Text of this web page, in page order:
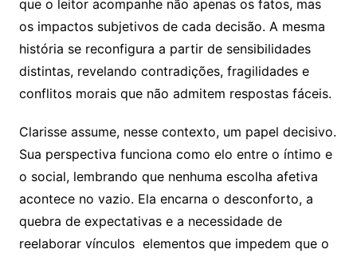
que o leitor acompanhe não apenas os fatos, mas
os impactos subjetivos de cada decisão. A mesma
história se reconfigura a partir de sensibilidades
distintas, revelando contradições, fragilidades e
conflitos morais que não admitem respostas fáceis.
Clarisse assume, nesse contexto, um papel decisivo.
Sua perspectiva funciona como elo entre o íntimo e
o social, lembrando que nenhuma escolha afetiva
acontece no vazio. Ela encarna o desconforto, a
quebra de expectativas e a necessidade de
reelaborar vínculos elementos que impedem que o